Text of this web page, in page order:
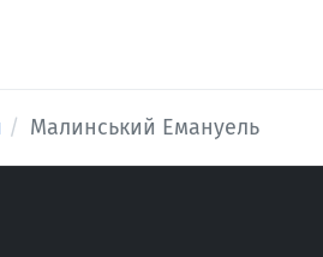
Малинський Емануель